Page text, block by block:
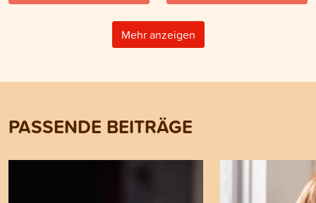
Mehr anzeigen
PASSENDE BEITRÄGE